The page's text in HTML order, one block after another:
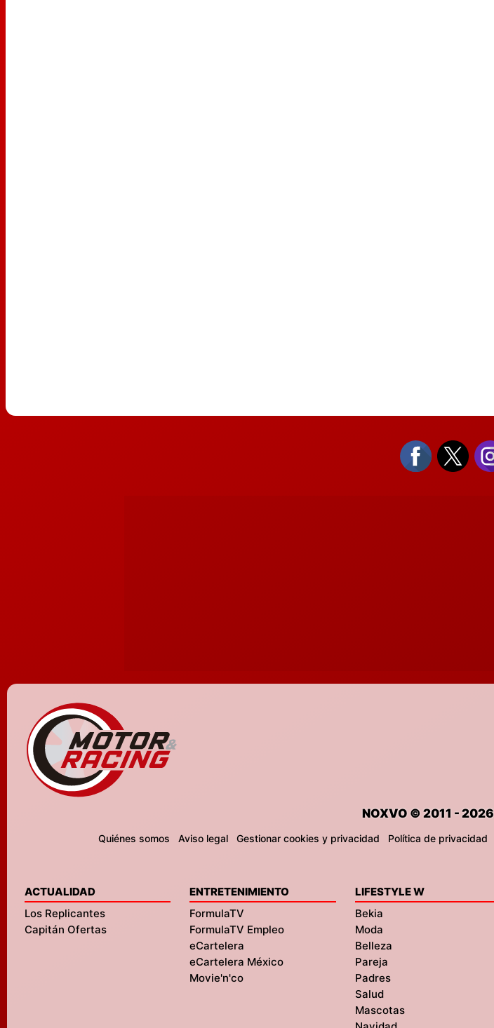
NOXVO © 2011 - 2026
Quiénes somos Aviso legal Gestionar cookies y privacidad Política de privacidad
ACTUALIDAD
Los Replicantes
Capitán Ofertas
ENTRETENIMIENTO
FormulaTV
FormulaTV Empleo
eCartelera
eCartelera México
Movie'n'co
LIFESTYLE W
Bekia
Moda
Belleza
Pareja
Padres
Salud
Mascotas